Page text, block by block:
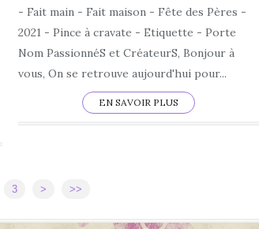
STRASS
STICKERS
SCRAPBOOKING
SCRAP
SCAN N CUT
- Fait main - Fait maison - Fête des Pères -
2021 - Pince à cravate - Etiquette - Porte
Nom PassionnéS et CréateurS, Bonjour à
vous, On se retrouve aujourd'hui pour...
EN SAVOIR PLUS
3 > >>